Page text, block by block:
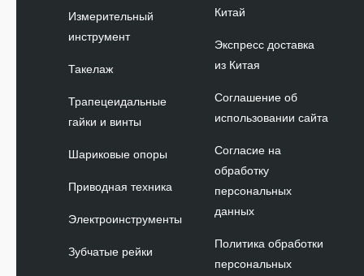
Измерительный
инструмент
Такелаж
Трапецеидальные
гайки и винты
Шариковые опоры
Приводная техника
Электроинструменты
Зубчатые рейки
Китай
Экспресс доставка
из Китая
Соглашение об
использовании сайта
Согласие на
обработку
персональных
данных
Политика обработки
персональных